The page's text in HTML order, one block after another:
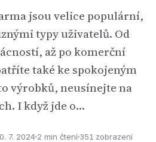
jsou velice populární,
typy uživatelů. Od
až po komerční
také ke spokojeným
výrobků, neusínejte na
I když jde o…
7. 20242 min čtení351 zobrazení